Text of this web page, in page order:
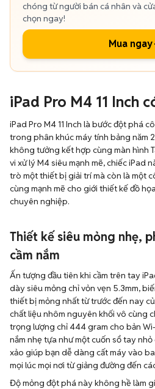
chóng từ người bán cá nhân và
chọn ngay!
Mua ngay
iPad Pro M4 11 Inch
iPad Pro M4 11 Inch là bước đột phá
trong phân khúc máy tính bảng năm
không tưởng kết hợp cùng màn hình
vi xử lý M4 siêu mạnh mẽ, chiếc iPad
trò một thiết bị giải trí mà còn là một
cùng mạnh mẽ cho giới thiết kế đồ
chuyên nghiệp.
Thiết kế siêu mỏng nhẹ,
cầm nắm
Ấn tượng đầu tiên khi cầm trên tay
dày siêu mỏng chỉ vỏn vẹn 5.3mm,
thiết bị mỏng nhất từ trước đến nay
chất liệu nhôm nguyên khối vô cùng
trọng lượng chỉ 444 gram cho bản Wi-
nắm nhẹ tựa như một cuốn sổ tay
xảo giúp bạn dễ dàng cất máy vào
mọi lúc mọi nơi từ giảng đường đến
Độ mỏng đột phá này không hề làm